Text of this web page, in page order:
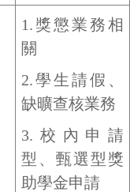
1. 獎懲業務相
關
2.學生請假、
缺曠查核業務
3.校內申請
型、甄選型獎
助學金申請